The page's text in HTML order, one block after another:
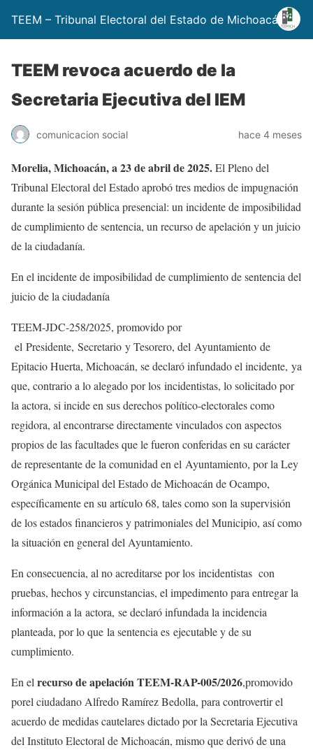
TEEM – Tribunal Electoral del Estado de Michoacán
TEEM revoca acuerdo de la
Secretaria Ejecutiva del IEM
comunicacion social hace 4 meses
Morelia, Michoacán, a 23 de abril de 2025.El Pleno del
Tribunal Electoral del Estado aprobó tres medios de impugnación
durante la sesión pública presencial: un incidente de imposibilidad
de cumplimiento de sentencia, un recurso de apelación y un juicio
de la ciudadanía.
En el incidente de imposibilidad de cumplimiento de sentencia del
juicio de la ciudadanía
TEEM-JDC-258/2025, promovido por
el Presidente, Secretario y Tesorero, del Ayuntamiento de
Epitacio Huerta, Michoacán, se declaró infundado el incidente, ya
que, contrario a lo alegado por los incidentistas, lo solicitado por
la actora, si incide en sus derechos político-electorales como
regidora, al encontrarse directamente vinculados con aspectos
propios de las facultades que le fueron conferidas en su carácter
de representante de la comunidad en el Ayuntamiento, por la Ley
Orgánica Municipal del Estado de Michoacán de Ocampo,
específicamente en su artículo 68, tales como son la supervisión
de los estados financieros y patrimoniales del Municipio, así como
la situación en general del Ayuntamiento.
En consecuencia, al no acreditarse por los incidentistas con
pruebas, hechos y circunstancias, el impedimento para entregar la
información a la actora, se declaró infundada la incidencia
planteada, por lo que la sentencia es ejecutable y de su
cumplimiento.
En el recurso de apelaciónTEEM-RAP-005/2026,promovido
porel ciudadano Alfredo Ramírez Bedolla, para controvertir el
acuerdo de medidas cautelares dictado por la Secretaria Ejecutiva
del Instituto Electoral de Michoacán, mismo que derivó de una